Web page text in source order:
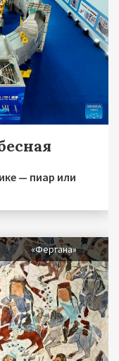
— пиар или
«Фергана»